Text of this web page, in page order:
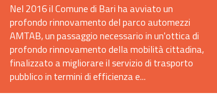
Nel 2016 il Comune di Bari ha avviato un
profondo rinnovamento del parco automezzi
AMTAB, un passaggio necessario in un'ottica di
profondo rinnovamento della mobilità cittadina,
finalizzato a migliorare il servizio di trasporto
pubblico in termini di efficienza e...